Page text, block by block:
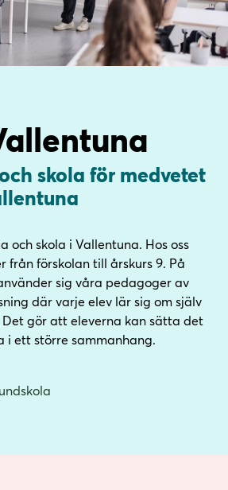
skola för medvetet
och skola i Vallentuna. Hos oss
från förskolan till årskurs 9. På
sig våra pedagoger av
där varje elev lär sig om själv
Det gör att eleverna kan sätta det
i ett större sammanhang.